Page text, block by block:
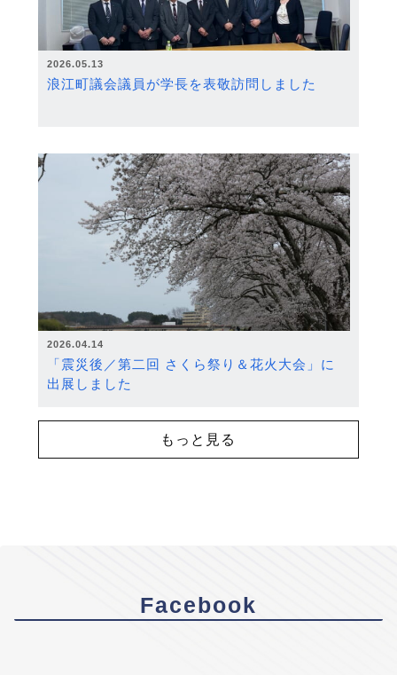
2026.05.13
浪江町議会議員が学長を表敬訪問しました
2026.04.14
「震災後／第二回 さくら祭り＆花火大会」に
出展しました
もっと見る
Facebook